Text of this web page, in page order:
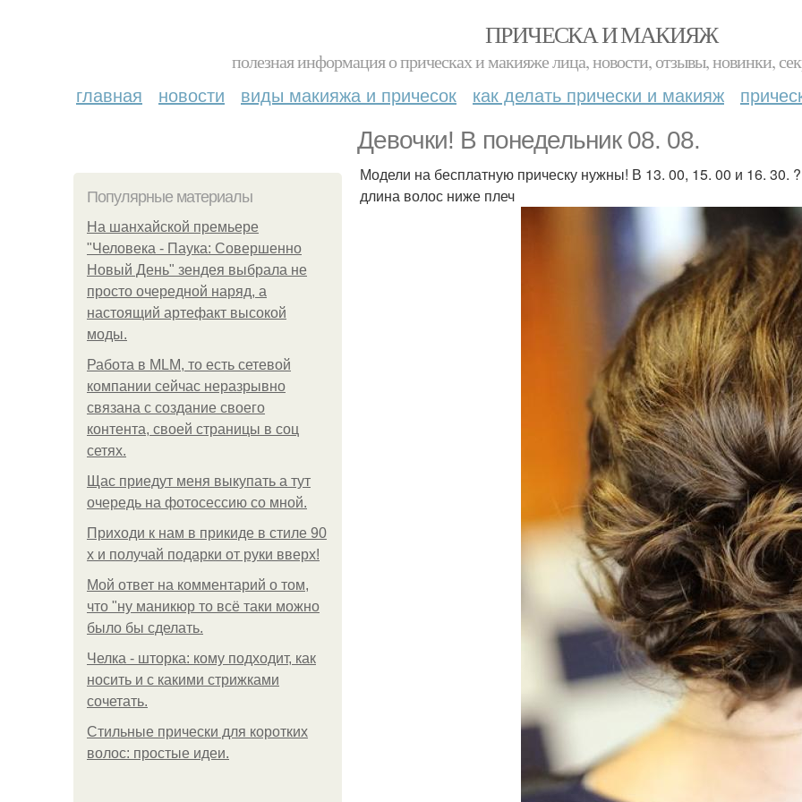
ПРИЧЕСКА И МАКИЯЖ
полезная информация о прическах и макияже лица, новости, отзывы, новинки,
главная новости виды макияжа и причесок как делать прически и макияж
Девочки! В понедельник 08. 08.
Популярные материалы
На шанхайской премьере
"Человека - Паука: Совершенно
Новый День" зендея выбрала не
просто очередной наряд, а
настоящий артефакт высокой
моды.
Работа в MLM, то есть сетевой
компании сейчас неразрывно
связана с создание своего
контента, своей страницы в соц
сетях.
Щас приедут меня выкупать а тут
очередь на фотосессию со мной.
Приходи к нам в прикиде в стиле 90
х и получай подарки от руки вверх!
Мой ответ на комментарий о том,
что "ну маникюр то всё таки можно
было бы сделать.
Челка - шторка: кому подходит, как
носить и с какими стрижками
сочетать.
Стильные прически для коротких
волос: простые идеи.
Модели на бесплатную прическу нужны! В 13. 00, 15. 00 и 16. 30.
длина волос ниже плеч